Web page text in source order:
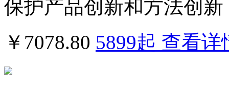
保护产品创新和方法创新
￥7078.80 5899起 查看详